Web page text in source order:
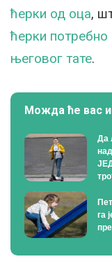
ћерки од оца,
ћерки
његовог тате.
Можда ће вас
Да
га